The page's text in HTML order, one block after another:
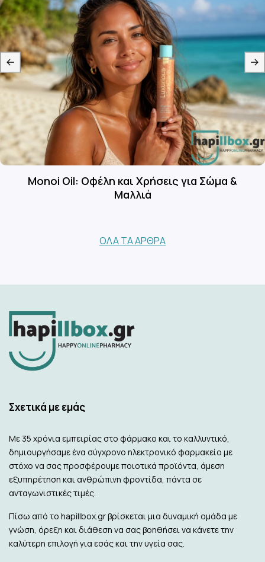
Monoi Oil: Οφέλη και Χρήσεις για Σώμα &
Μαλλιά
ΌΛΑ ΤΑ ΆΡΘΡΑ
Σχετικά με εμάς
Με 35 χρόνια εμπειρίας στο φάρμακο και το καλλυντικό,
δημιουργήσαμε ένα σύγχρονο ηλεκτρονικό φαρμακείο με
στόχο να σας προσφέρουμε ποιοτικά προϊόντα, άμεση
εξυπηρέτηση και ανθρώπινη φροντίδα, πάντα σε
ανταγωνιστικές τιμές.
Πίσω από το hapillbox.gr βρίσκεται μια δυναμική ομάδα με
γνώση, όρεξη και διάθεση να σας βοηθήσει να κάνετε την
καλύτερη επιλογή για εσάς και την υγεία σας.